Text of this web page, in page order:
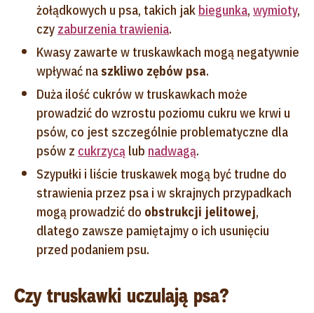
żołądkowych u psa, takich jak biegunka, wymioty,
czy zaburzenia trawienia.
Kwasy zawarte w truskawkach mogą negatywnie
wpływać naszkliwo zębów psa.
Duża ilość cukrów w truskawkach może
prowadzić do wzrostu poziomu cukru we krwi u
psów, co jest szczególnie problematyczne dla
psów z cukrzycą lub nadwagą.
Szypułki i liście truskawek mogą być trudne do
strawienia przez psa i w skrajnych przypadkach
mogą prowadzić do obstrukcji jelitowej,
dlatego zawsze pamiętajmy o ich usunięciu
przed podaniem psu.
Czy truskawki uczulają psa?